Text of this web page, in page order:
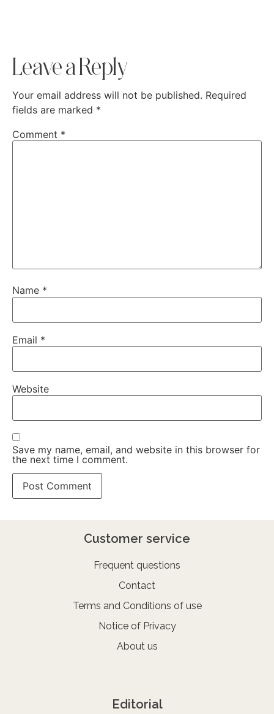
Leave a Reply
Your email address will not be published. Required
fields are marked *
Comment *
Name *
Email *
Website
Save my name, email, and website in this browser for
the next time I comment.
Customer service
Frequent questions
Contact
Terms and Conditions of use
Notice of Privacy
About us
Editorial